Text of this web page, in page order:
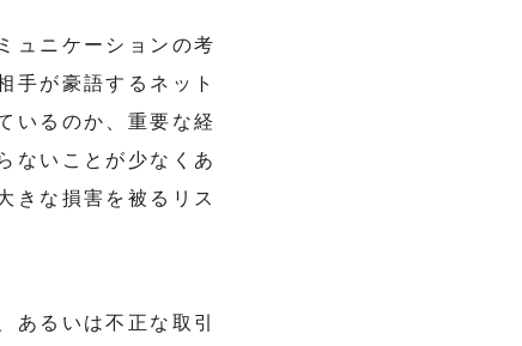
ュニケーションの考
手が豪語するネット
いるのか、重要な経
ないことが少なくあ
きな損害を被るリス
あるいは不正な取引